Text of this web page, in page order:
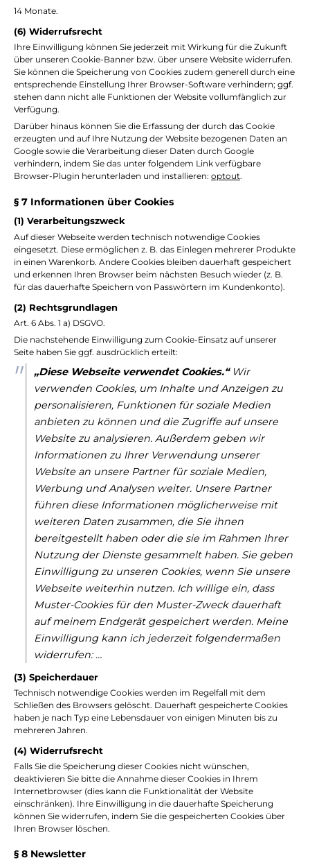
14 Monate.
(6) Widerrufsrecht
Ihre Einwilligung können Sie jederzeit mit Wirkung für die Zukunft
über unseren Cookie-Banner bzw. über unsere Website widerrufen.
Sie können die Speicherung von Cookies zudem generell durch eine
entsprechende Einstellung Ihrer Browser-Software verhindern; ggf.
stehen dann nicht alle Funktionen der Website vollumfänglich zur
Verfügung.
Darüber hinaus können Sie die Erfassung der durch das Cookie
erzeugten und auf Ihre Nutzung der Website bezogenen Daten an
Google sowie die Verarbeitung dieser Daten durch Google
verhindern, indem Sie das unter folgendem Link verfügbare
Browser-Plugin herunterladen und installieren: optout.
§ 7 Informationen über Cookies
(1) Verarbeitungszweck
Auf dieser Webseite werden technisch notwendige Cookies
eingesetzt. Diese ermöglichen z. B. das Einlegen mehrerer Produkte
in einen Warenkorb. Andere Cookies bleiben dauerhaft gespeichert
und erkennen Ihren Browser beim nächsten Besuch wieder (z. B.
für das dauerhafte Speichern von Passwörtern im Kundenkonto).
(2) Rechtsgrundlagen
Art. 6 Abs. 1 a) DSGVO.
Die nachstehende Einwilligung zum Cookie-Einsatz auf unserer
Seite haben Sie ggf. ausdrücklich erteilt:
„Diese Webseite verwendet Cookies.“Wir
verwenden Cookies, um Inhalte und Anzeigen zu
personalisieren, Funktionen für soziale Medien
anbieten zu können und die Zugriffe auf unsere
Website zu analysieren. Außerdem geben wir
Informationen zu Ihrer Verwendung unserer
Website an unsere Partner für soziale Medien,
Werbung und Analysen weiter. Unsere Partner
führen diese Informationen möglicherweise mit
weiteren Daten zusammen, die Sie ihnen
bereitgestellt haben oder die sie im Rahmen Ihrer
Nutzung der Dienste gesammelt haben. Sie geben
Einwilligung zu unseren Cookies, wenn Sie unsere
Webseite weiterhin nutzen. Ich willige ein, dass
Muster-Cookies für den Muster-Zweck dauerhaft
auf meinem Endgerät gespeichert werden. Meine
Einwilligung kann ich jederzeit folgendermaßen
widerrufen: …
(3) Speicherdauer
Technisch notwendige Cookies werden im Regelfall mit dem
Schließen des Browsers gelöscht. Dauerhaft gespeicherte Cookies
haben je nach Typ eine Lebensdauer von einigen Minuten bis zu
mehreren Jahren.
(4) Widerrufsrecht
Falls Sie die Speicherung dieser Cookies nicht wünschen,
deaktivieren Sie bitte die Annahme dieser Cookies in Ihrem
Internetbrowser (dies kann die Funktionalität der Website
einschränken). Ihre Einwilligung in die dauerhafte Speicherung
können Sie widerrufen, indem Sie die gespeicherten Cookies über
Ihren Browser löschen.
§ 8 Newsletter